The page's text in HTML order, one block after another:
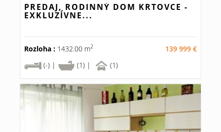
PREDAJ, RODINNÝ DOM KRTOVCE -
EXKLUZÍVNE...
Rozloha : 1432.00 m2
139 999 €
(-) |
(1) | (1)